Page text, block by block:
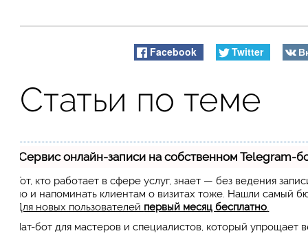
Facebook Twitter
Статьи по теме
Сервис онлайн-записи на собственном Telegram-
Тот, кто работает в сфере услуг, знает — без ведения
но и напоминать клиентам о визитах тоже. Нашли самый
Для новых пользователей первый месяц бесплатно.
Чат-бот для мастеров и специалистов, который упрощает